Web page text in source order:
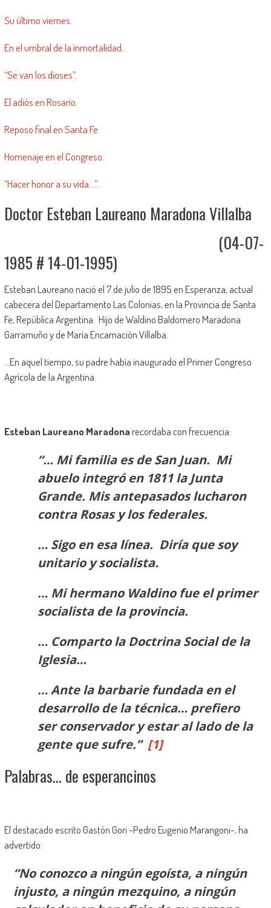
Su último viernes.
En el umbral de la inmortalidad.
“Se van los dioses”.
El adiós en Rosario.
Reposo final en Santa Fe
Homenaje en el Congreso.
“Hacer honor a su vida…”.
Doctor Esteban Laureano Maradona Villalba
(04-07-
1985 # 14-01-1995)
Esteban Laureano nació el 7 de julio de 1895 en Esperanza, actual
cabecera del Departamento Las Colonias, en la Provincia de Santa
Fe, República Argentina. Hijo de Waldino Baldomero Maradona
Garramuño y de María Encarnación Villalba.
…En aquel tiempo, su padre había inaugurado el Primer Congreso
Agrícola de la Argentina.
Esteban Laureano Maradonarecordaba con frecuencia:
“… Mi familia es de San Juan. Mi
abuelo integró en 1811 la Junta
Grande. Mis antepasados lucharon
contra Rosas y los federales.
… Sigo en esa línea. Diría que soy
unitario y socialista.
… Mi hermano Waldino fue el primer
socialista de la provincia.
… Comparto la Doctrina Social de la
Iglesia…
… Ante la barbarie fundada en el
desarrollo de la técnica… prefiero
ser conservador y estar al lado de la
gente que sufre.” [1]
Palabras… de esperancinos
El destacado escrito Gastón Gori -Pedro Eugenio Marangoni-, ha
advertido:
“No conozco a ningún egoísta, a ningún
injusto, a ningún mezquino, a ningún